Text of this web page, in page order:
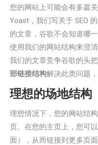
您的网站上可能会有多篇
Yoast，我们写关于 SEO
的文章，谷歌不会知道哪
使用我们的网站结构来澄
我们的文章竞争谷歌的头
部链接结构解决此类问题
理想的场地结构
理想情况下，您的网站结
页。在您的主页上，您可
面），从而链接到更多页面